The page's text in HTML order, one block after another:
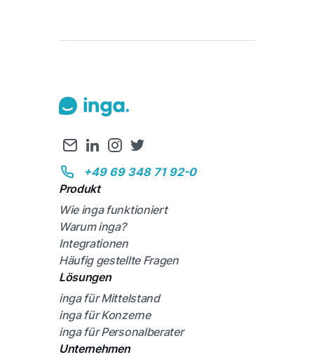
+49 69 348 71 92-0
Produkt
Wie inga funktioniert
Warum inga?
Integrationen
Häufig gestellte Fragen
Lösungen
inga für Mittelstand
inga für Konzerne
inga für Personalberater
Unternehmen